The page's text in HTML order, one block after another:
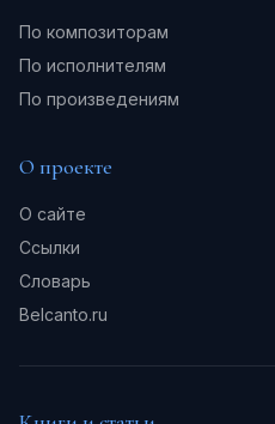
По композиторам
По исполнителям
По произведениям
О проекте
О сайте
Ссылки
Словарь
Belcanto.ru